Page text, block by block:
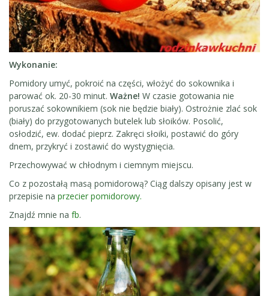
Wykonanie:
Pomidory umyć, pokroić na części, włożyć do sokownika i
parować ok. 20-30 minut. Ważne! W czasie gotowania nie
poruszać sokownikiem (sok nie będzie biały). Ostrożnie zlać sok
(biały) do przygotowanych butelek lub słoików. Posolić,
osłodzić, ew. dodać pieprz. Zakręci słoiki, postawić do góry
dnem, przykryć i zostawić do wystygnięcia.
Przechowywać w chłodnym i ciemnym miejscu.
Co z pozostałą masą pomidorową? Ciąg dalszy opisany jest w
przepisie na przecier pomidorowy.
Znajdź mnie na fb.